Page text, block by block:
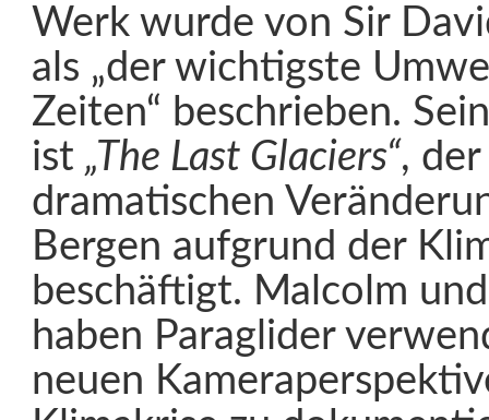
Werk wurde von Sir
als „der wichtigste
Zeiten“ beschrieben.
ist „The Last Glaciers“,
dramatischen
Bergen aufgrund der
beschäftigt. Malcolm
haben Paraglider
neuen